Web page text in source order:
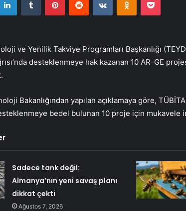
ve Yenilik Takviye Programları Başkanlığı
desteklenmeye hak kazanan 10 AR-GE
Bakanlığından yapılan açıklamaya göre,
bedel bulunan 10 proje için mukavele
Sadece tank değil:
Almanya’nın yeni savaş planı
dikkat çekti
Ağustos 7, 2026